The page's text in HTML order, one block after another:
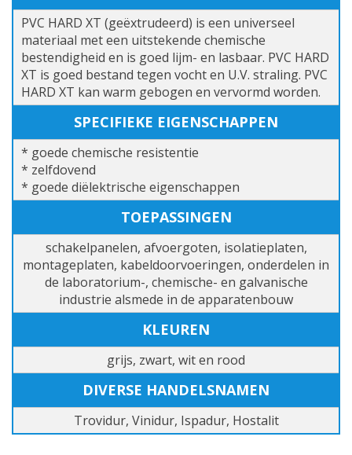
PVC HARD XT (geëxtrudeerd) is een universeel
materiaal met een uitstekende chemische
bestendigheid en is goed lijm- en lasbaar. PVC HARD
XT is goed bestand tegen vocht en U.V. straling. PVC
HARD XT kan warm gebogen en vervormd worden.
SPECIFIEKE EIGENSCHAPPEN
* goede chemische resistentie
* zelfdovend
* goede diëlektrische eigenschappen
TOEPASSINGEN
schakelpanelen, afvoergoten, isolatieplaten,
montageplaten, kabeldoorvoeringen, onderdelen in
de laboratorium-, chemische- en galvanische
industrie alsmede in de apparatenbouw
KLEUREN
grijs, zwart, wit en rood
DIVERSE HANDELSNAMEN
Trovidur, Vinidur, Ispadur, Hostalit